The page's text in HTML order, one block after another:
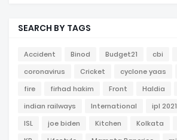
SEARCH BY TAGS
Accident Binod Budget21 cbi
coronavirus
Cricket cyclone yaas
fire
firhad hakim Front Haldia
indian railways
International ipl 2021
ISL
joe biden Kitchen Kolkata